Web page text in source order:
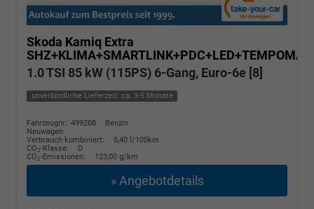
Skoda Kamiq Extra
SHZ+KLIMA+SMARTLINK+PDC+LED+TEMPOMAT
1.0 TSI 85 kW (115PS) 6-Gang, Euro-6e [8]
unverbindliche Lieferzeit: ca. 3-5 Monate
Fahrzeugnr.: 499208
Benzin
Neuwagen
Verbrauch kombiniert:
5,40 l/100km
CO2-Klasse:
D
CO2-Emissionen: 123,00 g/km
» Angebotdetails